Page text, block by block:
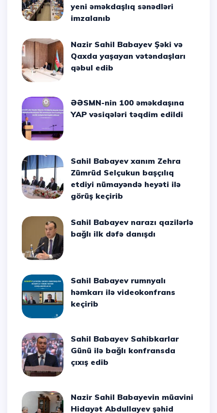
yeni əməkdaşlıq sənədləri
imzalanıb
Nazir Sahil Babayev Şəki və
Qaxda yaşayan vətəndaşları
qəbul edib
ƏƏSMN-nin 100 əməkdaşına
YAP vəsiqələri təqdim edildi
Sahil Babayev xanım Zehra
Zümrüd Selçukun başçılıq
etdiyi nümayəndə heyəti ilə
görüş keçirib
Sahil Babayev narazı qazilərlə
bağlı ilk dəfə danışdı
Sahil Babayev rumnyalı
həmkarı ilə videokonfrans
keçirib
Sahil Babayev Sahibkarlar
Günü ilə bağlı konfransda
çıxış edib
Nazir Sahil Babayevin müavini
Hidayət Abdullayev şəhid